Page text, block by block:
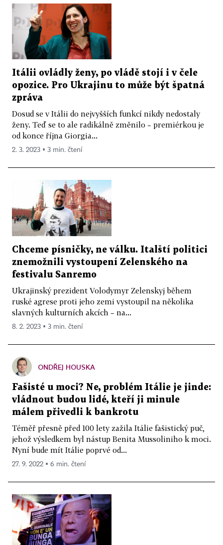
Itálii ovládly ženy, po vládě stojí i v čele
opozice. Pro Ukrajinu to může být špatná
zpráva
Dosud se v Itálii do nejvyšších funkcí nikdy nedostaly
ženy. Teď se to ale radikálně změnilo – premiérkou je
od konce října Giorgia...
2. 3. 2023 ▪ 3 min. čtení
Chceme písničky, ne válku. Italští politici
znemožnili vystoupení Zelenského na
festivalu Sanremo
Ukrajinský prezident Volodymyr Zelenskyj během
ruské agrese proti jeho zemi vystoupil na několika
slavných kulturních akcích – na...
8. 2. 2023 ▪ 3 min. čtení
ONDŘEJ HOUSKA
Fašisté u moci? Ne, problém Itálie je jinde:
vládnout budou lidé, kteří ji minule
málem přivedli k bankrotu
Téměř přesně před 100 lety zažila Itálie fašistický puč,
jehož výsledkem byl nástup Benita Mussoliniho k moci.
Nyní bude mít Itálie poprvé od...
27. 9. 2022 ▪ 6 min. čtení